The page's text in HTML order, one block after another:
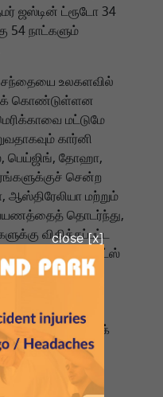
ஜஸ்டின் ட்ரூடோ 34
54 நாட்களும்
உலகளவில்
கொண்டுள்ளன
மட்டுமே
கார்னி
பெய்ஜிங், தோஹா,
சென்ற
ஆஸ்திரேலியா மற்றும்
பயணத்தைத் தொடர்ந்து,
விதிக்கப்பட்ட
அரபு எமிரேட்ஸ்
70 பில்லியன்
மீதான வரிகளைக்
'பணப்புழக்கம்'